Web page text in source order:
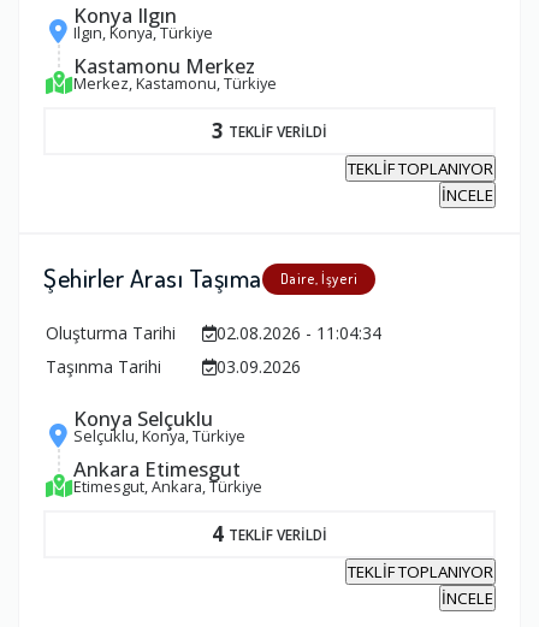
Konya Ilgın
Ilgın, Konya, Türkiye
Kastamonu Merkez
Merkez, Kastamonu, Türkiye
3 TEKLİF VERİLDİ
TEKLİF TOPLANIYOR
İNCELE
Şehirler Arası Taşıma Daire, İşyeri
Oluşturma Tarihi
02.08.2026 - 11:04:34
Taşınma Tarihi
03.09.2026
Konya Selçuklu
Selçuklu, Konya, Türkiye
Ankara Etimesgut
Etimesgut, Ankara, Türkiye
4 TEKLİF VERİLDİ
TEKLİF TOPLANIYOR
İNCELE